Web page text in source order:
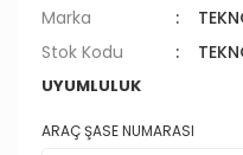
Marka
Stok Kodu
UYUMLULUK
ARAÇ ŞASE NUMARASI